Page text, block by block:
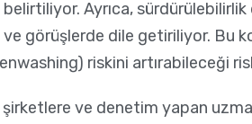
Ayrıca, sürdürülebilirlik
görüşlerde dile getiriliyor. Bu
riskini artırabileceği
ve denetim yapan